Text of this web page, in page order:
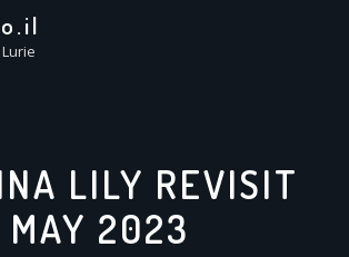
LILY REVISIT
MAY 2023